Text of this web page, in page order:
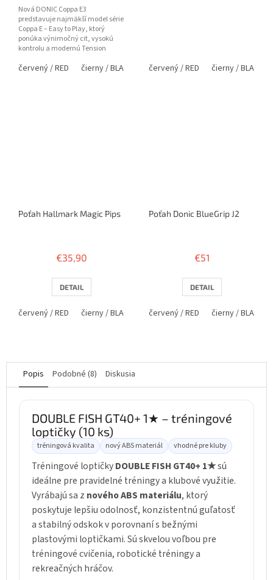
Nová DONIC Coppa E3
predstavuje najmäkší model série
Coppa E – Easy to Play, ktorý
ponúka výnimočný cit, vysokú
kontrolu a modernú Tension
špongii...
červený / RED čierny / BLACK červený / RED čierny / BLACK
Poťah Hallmark Magic Pips
€35,90
DETAIL
červený / RED čierny / BLACK
Poťah Donic BlueGrip J2
€51
DETAIL
červený / RED čierny / BLACK
Popis Podobné (8) Diskusia
DOUBLE FISH GT40+ 1★ – tréningové
loptičky (10 ks)
tréningová kvalita nový ABS materiál vhodné pre kluby
Tréningové loptičkyDOUBLE FISH GT40+ 1★sú
ideálne pre pravidelné tréningy a klubové využitie.
Vyrábajú sa z nového ABS materiálu, ktorý
poskytuje lepšiu odolnosť, konzistentnú guľatosť
a stabilný odskok v porovnaní s bežnými
plastovými loptičkami. Sú skvelou voľbou pre
tréningové cvičenia, robotické tréningy a
rekreačných hráčov.